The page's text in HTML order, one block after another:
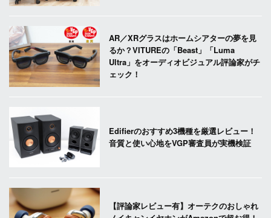
AR／XRグラスはホームシアターの夢を見
るか？VITUREの「Beast」「Luma
Ultra」をオーディオビジュアル評論家がチ
ェック！
Edifierのおすすめ3機種を厳選レビュー！
音質と使い心地をVGP審査員が実機検証
【評論家レビュー有】オーテクのおしゃれ